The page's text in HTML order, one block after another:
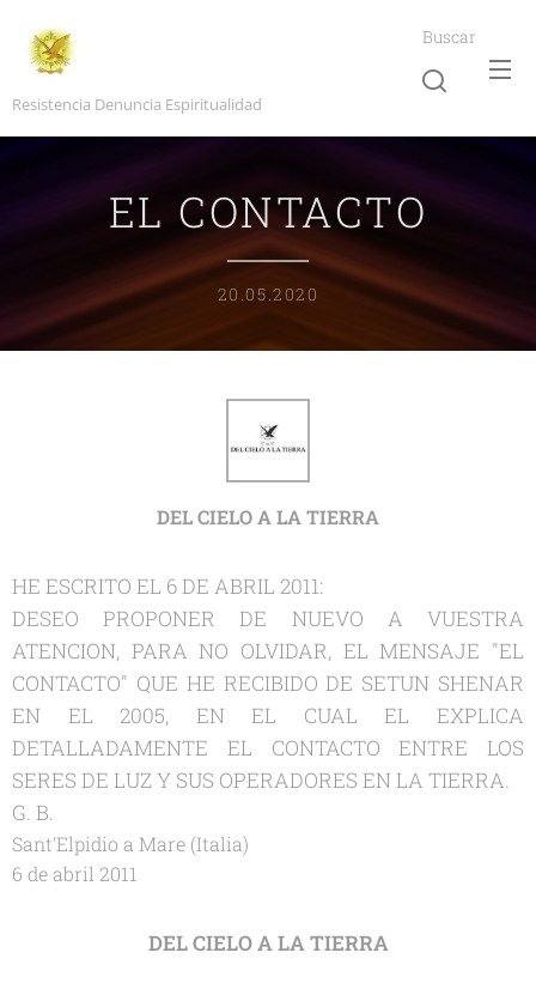
Resistencia Denuncia Espiritualidad
Buscar
EL CONTACTO
20.05.2020
DEL CIELO A LA TIERRA
HE ESCRITO EL 6 DE ABRIL 2011:
DESEO PROPONER DE NUEVO A VUESTRA
ATENCION, PARA NO OLVIDAR, EL MENSAJE "EL
CONTACTO" QUE HE RECIBIDO DE SETUN SHENAR
EN EL 2005, EN EL CUAL EL EXPLICA
DETALLADAMENTE EL CONTACTO ENTRE LOS
SERES DE LUZ Y SUS OPERADORES EN LA TIERRA.
G. B.
Sant'Elpidio a Mare (Italia)
6 de abril 2011
DEL CIELO A LA TIERRA